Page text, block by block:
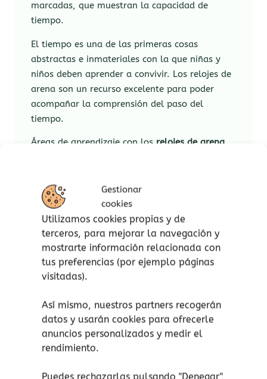
Gestionar
cookies
Utilizamos cookies propias y de
terceros, para mejorar la navegación y
mostrarte información relacionada con
tus preferencias (por ejemplo páginas
visitadas).
Así mismo, nuestros partners recogerán
datos y usarán cookies para ofrecerle
anuncios personalizados y medir el
rendimiento.
Puedes rechazarlas pulsando "Denegar",
marcadas, que muestran la capacidad de
tiempo.
El tiempo es una de las primeras cosas
abstractas e inmateriales con la que niñas y
niños deben aprender a convivir. Los relojes de
arena son un recurso excelente para poder
acompañar la comprensión del paso del
tiempo.
Áreas de aprendizaje con los relojes de arena
Matemáticas – tiempo.
Desarrollo personal – PSHE.
Comunicación y lenguaje –
alfabetización.
El juego incluye 3 temporizadores de arena de
alto 10 cm x 2,5 cm de diámetro cada uno:
Reloj verde de 1 minuto.
Reloj amarillo de 3 minutos.
Reloj azul de 5 minutos.